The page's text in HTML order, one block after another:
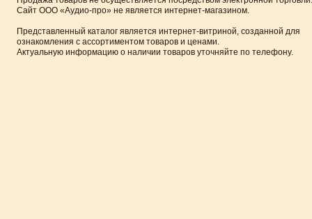
Сайт ООО «Аудио-про» не является интернет-магазином.
Представленный каталог является интернет-витриной, созданной для
ознакомления с ассортиментом товаров и ценами.
Актуальную информацию о наличии товаров уточняйте по телефону.